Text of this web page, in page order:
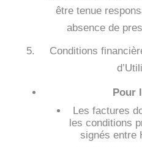
être tenue
absence de
Conditions
Pour
Les factures
les conditions
signés entre